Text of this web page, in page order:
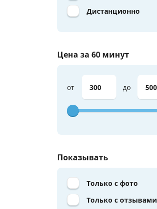
Дистанционно
Цена за 60 минут
от до
Показывать
Только с фото
Только с отзывами